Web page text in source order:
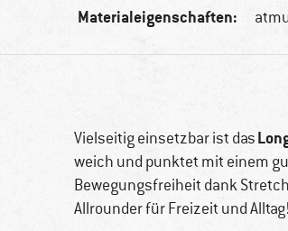
Materialeigenschaften:
Vielseitig einsetzbar ist das
weich und punktet mit einem
Bewegungsfreiheit dank
Allrounder für Freizeit und Alltag!